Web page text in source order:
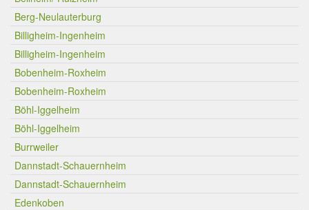
Berg-Neulauterburg
Billigheim-Ingenheim
Billigheim-Ingenheim
Bobenheim-Roxheim
Bobenheim-Roxheim
Böhl-Iggelheim
Böhl-Iggelheim
Burrweiler
Dannstadt-Schauernheim
Dannstadt-Schauernheim
Edenkoben